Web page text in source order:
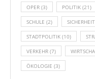
OPER (3) POLITIK (21)
SCHULE (2) SICHERHEIT
STADTPOLITIK (10)
VERKEHR (7)
ÖKOLOGIE (3)